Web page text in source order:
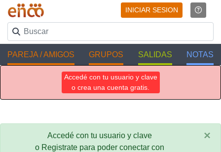
INICIAR SESION
PAREJA / AMIGOS GRUPOS SALIDAS NOTAS
Accedé con tu usuario y clave
o crea una cuenta gratis.
Accedé con tu usuario y clave
o Registrate para poder conectar con
×